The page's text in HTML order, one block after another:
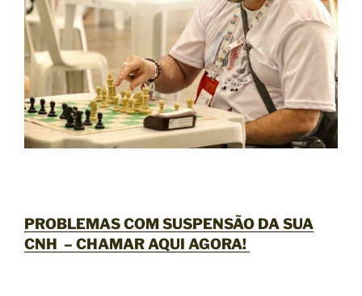
PROBLEMAS COM SUSPENSÃO DA SUA
CNH – CHAMAR AQUI AGORA!